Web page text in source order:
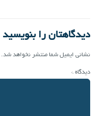
دیدگاهتان را بنویسید
نشانی ایمیل شما منتشر نخواهد شد.
دیدگاه *